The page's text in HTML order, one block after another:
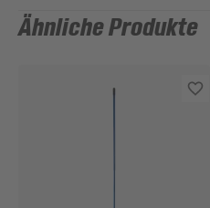
Ähnliche Produkte